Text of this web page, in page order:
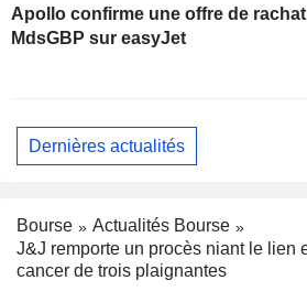
Apollo confirme une offre de rachat
MdsGBP sur easyJet
Dernières actualités
Bourse
Actualités Bourse
J&J remporte un procès niant le lien
cancer de trois plaignantes